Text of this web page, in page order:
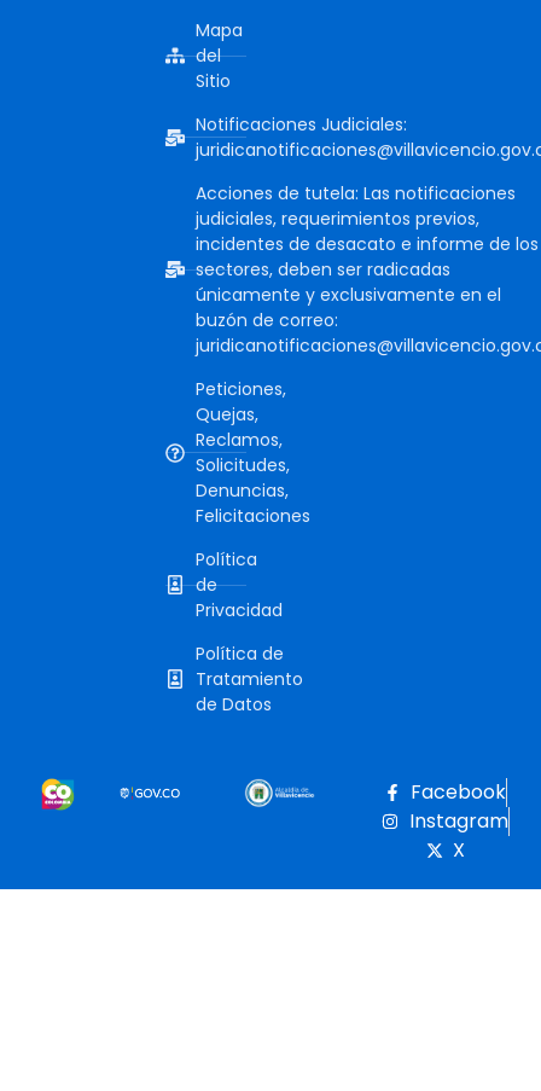
Mapa
del
Sitio
Notificaciones Judiciales:
Acciones de tutela: Las notificaciones
judiciales, requerimientos previos,
incidentes de desacato e informe de los
sectores, deben ser radicadas
únicamente y exclusivamente en el
buzón de correo:
Peticiones,
Quejas,
Reclamos,
Solicitudes,
Denuncias,
Felicitaciones
Política
de
Privacidad
Política de
Tratamiento
de Datos
Facebook
Instagram
X